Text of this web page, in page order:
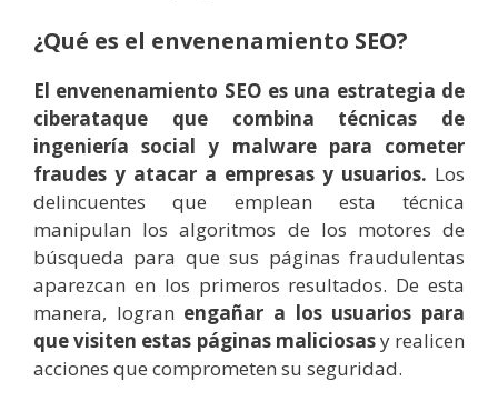
¿Qué es el envenenamiento SEO?
El envenenamiento SEO es una estrategia de
ciberataque que combina técnicas de
ingeniería social y malware para cometer
fraudes y atacar a empresas y usuarios. Los
delincuentes que emplean esta técnica
manipulan los algoritmos de los motores de
búsqueda para que sus páginas fraudulentas
aparezcan en los primeros resultados. De esta
manera, logran engañar a los usuarios para
que visiten estas páginas maliciosasy realicen
acciones que comprometen su seguridad.